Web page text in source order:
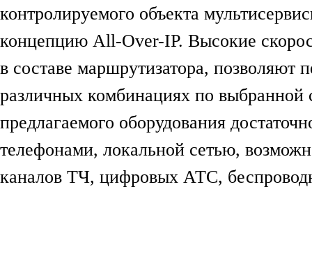
контролируемого объекта
концепцию All-Over-IP. Высокие
в составе маршрутизатора, позволяют
различных комбинациях по выбранной
предлагаемого оборудования
телефонами, локальной сетью,
каналов ТЧ, цифровых АТС,